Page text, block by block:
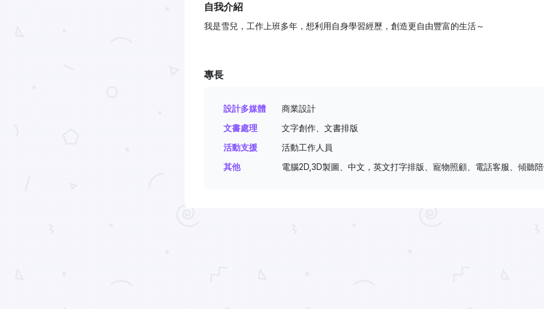
自我介紹
我是雪兒，工作上班多年，想利用自身學習經歷，創造更自由豐富的生活～
專長
設計多媒體
商業設計
文書處理
文字創作、文書排版
活動支援
活動工作人員
其他
電腦2D,3D製圖、中文，英文打字排版、寵物照顧、電話客服、傾聽